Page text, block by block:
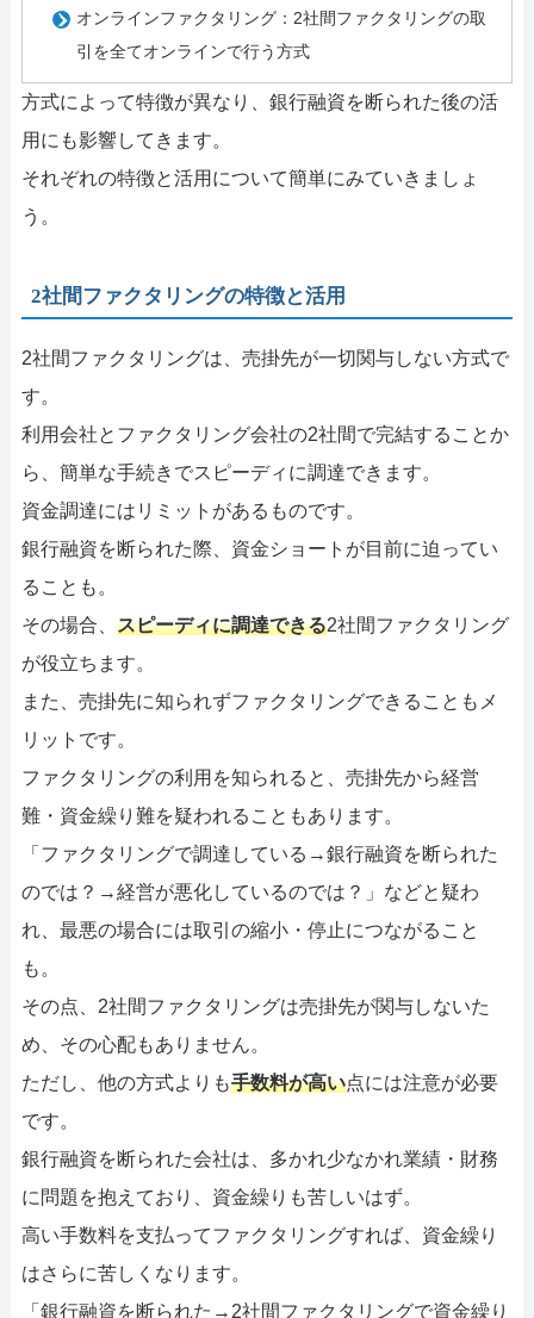
オンラインファクタリング：2社間ファクタリングの取
引を全てオンラインで行う方式
方式によって特徴が異なり、銀行融資を断られた後の活
用にも影響してきます。
それぞれの特徴と活用について簡単にみていきましょ
う。
2社間ファクタリングの特徴と活用
2社間ファクタリングは、売掛先が一切関与しない方式で
す。
利用会社とファクタリング会社の2社間で完結することか
ら、簡単な手続きでスピーディに調達できます。
資金調達にはリミットがあるものです。
銀行融資を断られた際、資金ショートが目前に迫ってい
ることも。
その場合、 スピーディに調達できる2社間ファクタリング
が役立ちます。
また、売掛先に知られずファクタリングできることもメ
リットです。
ファクタリングの利用を知られると、売掛先から経営
難・資金繰り難を疑われることもあります。
「ファクタリングで調達している→銀行融資を断られた
のでは？→経営が悪化しているのでは？」などと疑わ
れ、最悪の場合には取引の縮小・停止につながること
も。
その点、2社間ファクタリングは売掛先が関与しないた
め、その心配もありません。
ただし、他の方式よりも手数料が高い点には注意が必要
です。
銀行融資を断られた会社は、多かれ少なかれ業績・財務
に問題を抱えており、資金繰りも苦しいはず。
高い手数料を支払ってファクタリングすれば、資金繰り
はさらに苦しくなります。
「銀行融資を断られた→2社間ファクタリングで資金繰り